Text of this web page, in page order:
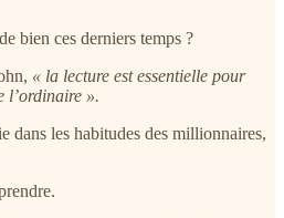
bien ces derniers temps ?
« la lecture est essentielle pour
l’ordinaire ».
dans les habitudes des millionnaires,